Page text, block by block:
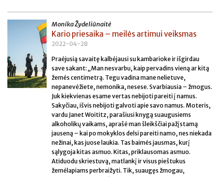
Monika Žydeliūnaitė
Kario priesaika – meilės artimui veiksmas
2022-04-28
Praėjusią savaitę kalbėjausi su kambarioke ir išgirdau
save sakant: „Man nesvarbu, kaip pervadins vieną ar kitą
žemės centimetrą. Tegu vadina mane nelietuve,
nepanevėžiete, nemonika, nesese. Svarbiausia – žmogus.
Juk kiekvienas esame vertas nebijoti pareiti į namus.
Sakyčiau, išvis nebijoti galvoti apie savo namus. Moteris,
vardu Janet Woititz, parašiusi knygą suaugusiems
alkoholikų vaikams, aprašė man šleikščiai pažįstamą
jauseną – kai po mokyklos delsi pareiti namo, nes niekada
nežinai, kas juose laukia. Tas baimės jausmas, kurį
sąlygoja kitas asmuo. Kitas, priklausomas asmuo.
Atiduodu skriestuvą, matlankį ir visus pieštukus
žemėlapiams perbraižyti. Tik, suaugęs žmogau,